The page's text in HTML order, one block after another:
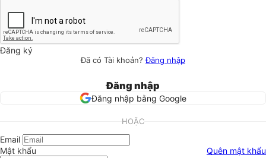
Đăng ký
Đã có Tài khoản?Đăng nhập
Đăng nhập
Đăng nhập bằng Google
HOẶC
Email
Mật khẩu
Quên mật khẩu